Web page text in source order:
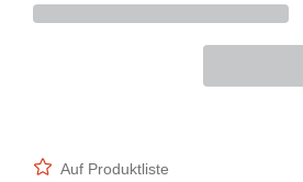
Auf Produktliste